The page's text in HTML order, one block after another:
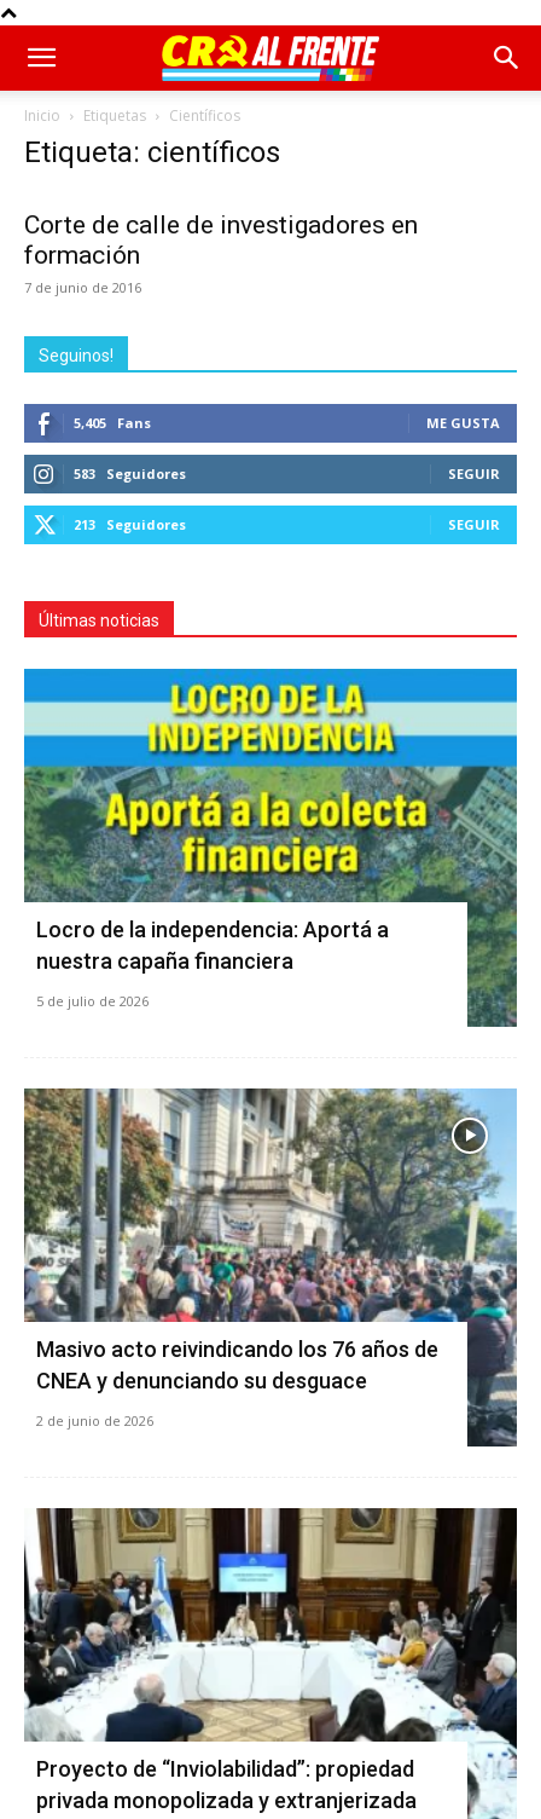
Inicio Etiquetas Científicos
Etiqueta: científicos
Corte de calle de investigadores en
formación
7 de junio de 2016
Seguinos!
5,405 Fans ME GUSTA
583 Seguidores SEGUIR
213 Seguidores SEGUIR
Últimas noticias
Locro de la independencia: Aportá a
nuestra capaña financiera
5 de julio de 2026
Masivo acto reivindicando los 76 años de
CNEA y denunciando su desguace
2 de junio de 2026
Proyecto de “Inviolabilidad”: propiedad
privada monopolizada y extranjerizada